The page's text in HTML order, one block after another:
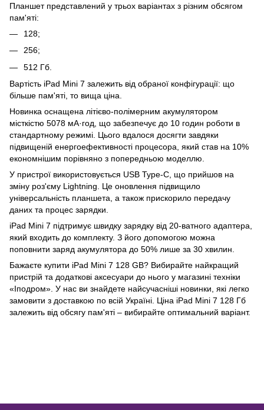
Планшет представлений у трьох варіантах з різним обсягом
пам'яті:
128;
256;
512 Гб.
Вартість iPad Mini 7 залежить від обраної конфігурації: що
більше пам'яті, то вища ціна.
Новинка оснащена літієво-полімерним акумулятором
місткістю 5078 мА·год, що забезпечує до 10 годин роботи в
стандартному режимі. Цього вдалося досягти завдяки
підвищеній енергоефективності процесора, який став на 10%
економнішим порівняно з попередньою моделлю.
У пристрої використовується USB Type-C, що прийшов на
зміну роз'єму Lightning. Це оновлення підвищило
універсальність планшета, а також прискорило передачу
даних та процес зарядки.
iPad Mini 7 підтримує швидку зарядку від 20-ватного адаптера,
який входить до комплекту. З його допомогою можна
поповнити заряд акумулятора до 50% лише за 30 хвилин.
Бажаєте купити iPad Mini 7 128 GB? Вибирайте найкращий
пристрій та додаткові аксесуари до нього у магазині техніки
«Іподром». У нас ви знайдете найсучасніші новинки, які легко
замовити з доставкою по всій Україні. Ціна iPad Mini 7 128 Гб
залежить від обсягу пам'яті – вибирайте оптимальний варіант.